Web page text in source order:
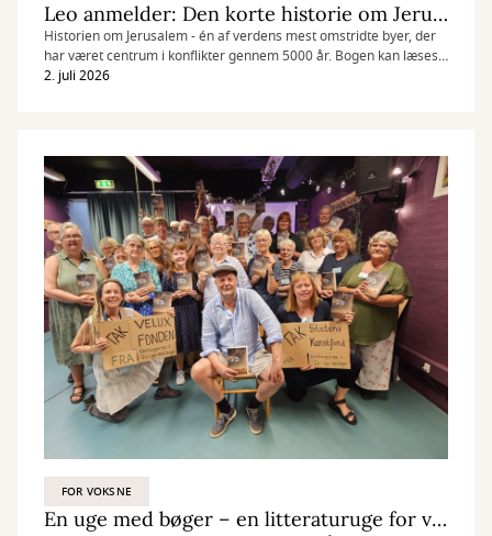
Leo anmelder: Den korte historie om Jerusalem
Historien om Jerusalem - én af verdens mest omstridte byer, der
har været centrum i konflikter gennem 5000 år. Bogen kan læses
af alle med interesse for Israels og Mellemøstens historie.
2. juli 2026
FOR VOKSNE
En uge med bøger – en litteraturuge for voksne på Aalborg Bibliotekerne